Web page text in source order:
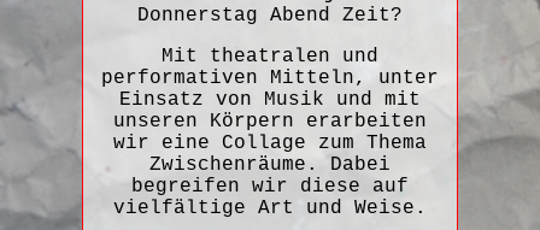
Donnerstag Abend Zeit?
Mit theatralen und
performativen Mitteln, unter
Einsatz von Musik und mit
unseren Körpern erarbeiten
wir eine Collage zum Thema
Zwischenräume. Dabei
begreifen wir diese auf
vielfältige Art und Weise.